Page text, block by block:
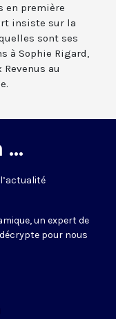
en première
insiste sur la
sont ses
à Sophie Rigard,
au
un expert de
pour nous